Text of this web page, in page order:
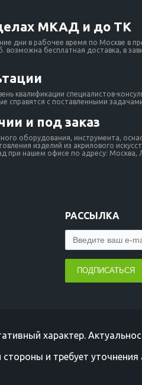
МКАД и до ТК
дни в рабочее время по Москве в
возможна бесплатная доставка, в
квалификации специалистов-
справятся с поставленными
и под заказ
оборудования, инструмента,
изделий из акрилового
при нашем офисе по адресу: Москва,
РАССЫЛКА
ПОДПИСАТЬСЯ
характер.
и требует уточнения